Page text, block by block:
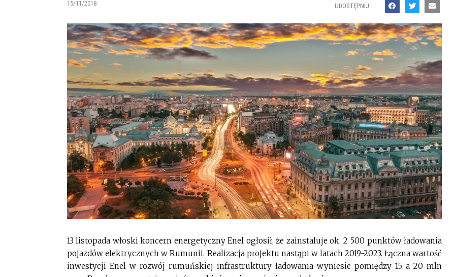
15/11/2018 UDOSTĘPNIJ
13 listopada włoski koncern energetyczny Enel ogłosił, że zainstaluje ok. 2 500 punktów ładowania
pojazdów elektrycznych w Rumunii. Realizacja projektu nastąpi w latach 2019-2023. Łączna wartość
inwestycji Enel w rozwój rumuńskiej infrastruktury ładowania wyniesie pomiędzy 15 a 20 mln